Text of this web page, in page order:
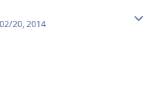
02/20, 2014